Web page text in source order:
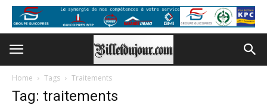
Home Tags Traitements
Tag: traitements